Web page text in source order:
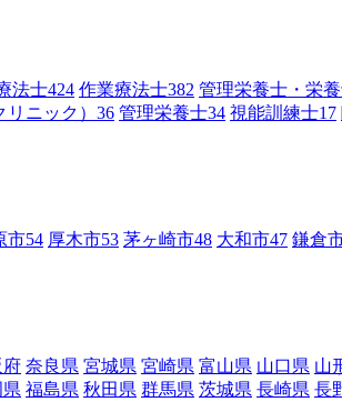
法士424 作業療法士382 管理栄養士・栄
ニック） 36 管理栄養士34 視能訓練士17
市54 厚木市53 茅ヶ崎市48 大和市47 鎌倉
府 奈良県 宮城県 宮崎県 富山県 山口県 山
福島県 秋田県 群馬県 茨城県 長崎県 長